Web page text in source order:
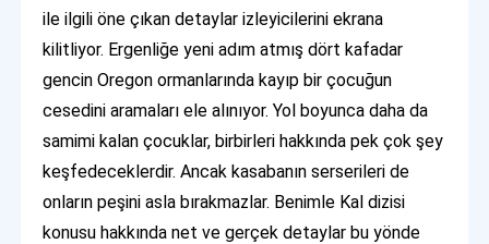
ile ilgili öne çıkan detaylar izleyicilerini ekrana
kilitliyor. Ergenliğe yeni adım atmış dört kafadar
gencin Oregon ormanlarında kayıp bir çocuğun
cesedini aramaları ele alınıyor. Yol boyunca daha da
samimi kalan çocuklar, birbirleri hakkında pek çok şey
keşfedeceklerdir. Ancak kasabanın serserileri de
onların peşini asla bırakmazlar. Benimle Kal dizisi
konusu hakkında net ve gerçek detaylar bu yönde